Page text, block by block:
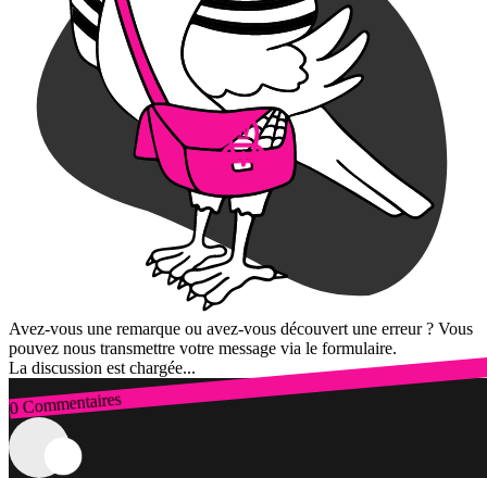
Avez-vous une remarque ou avez-vous découvert une erreur ? Vous
pouvez nous transmettre votre message via le formulaire.
La discussion est chargée...
0 Commentaires
Connexion